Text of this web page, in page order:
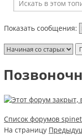
Показать сообщения:
Список форумов
На страницу